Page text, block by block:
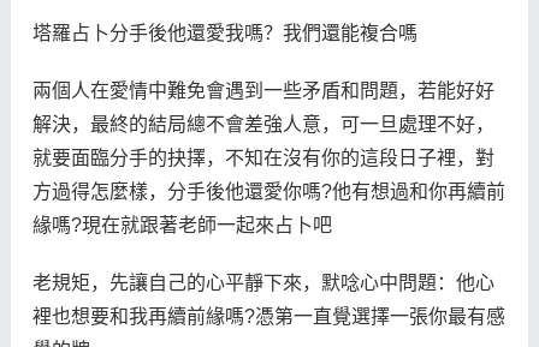
塔羅占卜分手後他還愛我嗎？我們還能複合嗎
兩個人在愛情中難免會遇到一些矛盾和問題，若能好好
解決，最終的結局總不會差強人意，可一旦處理不好，
就要面臨分手的抉擇，不知在沒有你的這段日子裡，對
方過得怎麼樣，分手後他還愛你嗎?他有想過和你再續前
緣嗎?現在就跟著老師一起來占卜吧
老規矩，先讓自己的心平靜下來，默唸心中問題：他心
裡也想要和我再續前緣嗎?憑第一直覺選擇一張你最有感